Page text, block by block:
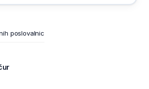
poslovalnic